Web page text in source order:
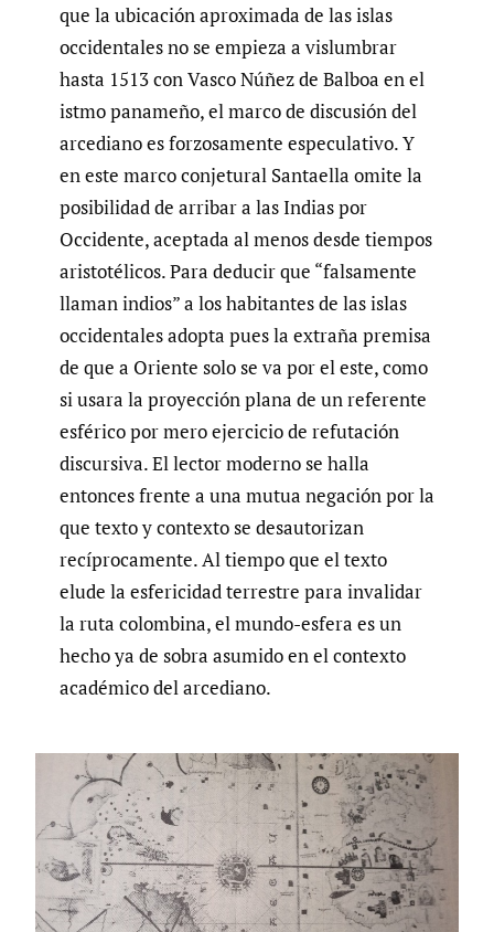
que la ubicación aproximada de las islas
occidentales no se empieza a vislumbrar
hasta 1513 con Vasco Núñez de Balboa en el
istmo panameño, el marco de discusión del
arcediano es forzosamente especulativo. Y
en este marco conjetural Santaella omite la
posibilidad de arribar a las Indias por
Occidente, aceptada al menos desde tiempos
aristotélicos. Para deducir que “falsamente
llaman indios” a los habitantes de las islas
occidentales adopta pues la extraña premisa
de que a Oriente solo se va por el este, como
si usara la proyección plana de un referente
esférico por mero ejercicio de refutación
discursiva. El lector moderno se halla
entonces frente a una mutua negación por la
que texto y contexto se desautorizan
recíprocamente. Al tiempo que el texto
elude la esfericidad terrestre para invalidar
la ruta colombina, el mundo-esfera es un
hecho ya de sobra asumido en el contexto
académico del arcediano.